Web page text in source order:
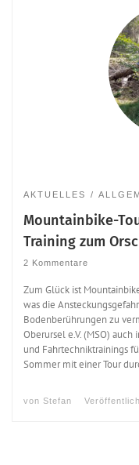
AKTUELLES
Mountainbike-
Training zum
2 Kommentare
Zum Glück ist
was die
Bodenberührungen zu
Oberursel e.V. (MSO)
und Fahrtechniktrainings
Sommer mit einer Tour
von Stefan